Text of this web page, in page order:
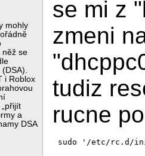
mohly
něž se
i Roblox
a
DSA
se mi z
zmeni
tudiz
rucne
sudo '/etc/rc.d/